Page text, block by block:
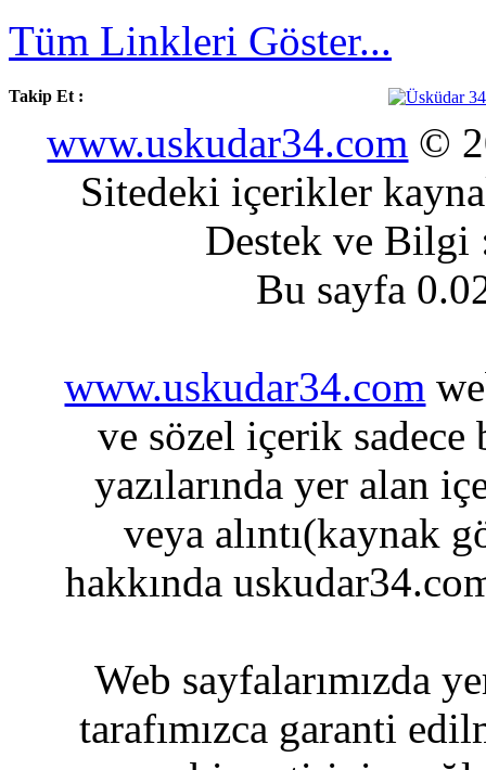
Tüm Linkleri Göster...
Takip Et :
www.uskudar34.com ©
Sitedeki içerikler
Destek ve
Bu sayfa
www.uskudar34.com
ve sözel içerik sadece
yazılarında yer alan
veya alıntı(kaynak
hakkında
Web sayfalarımızda
tarafımızca garanti